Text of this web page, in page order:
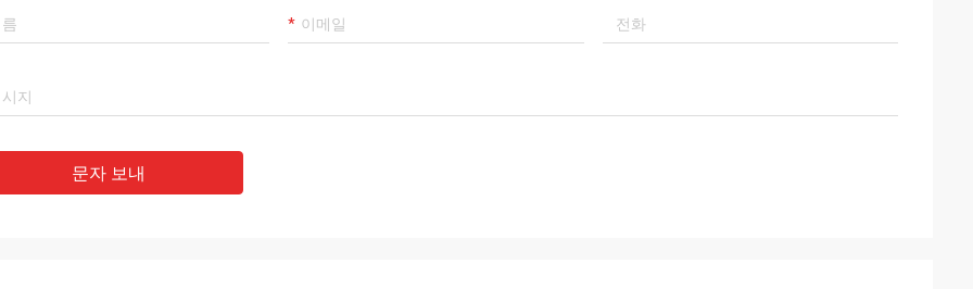
문자 보내